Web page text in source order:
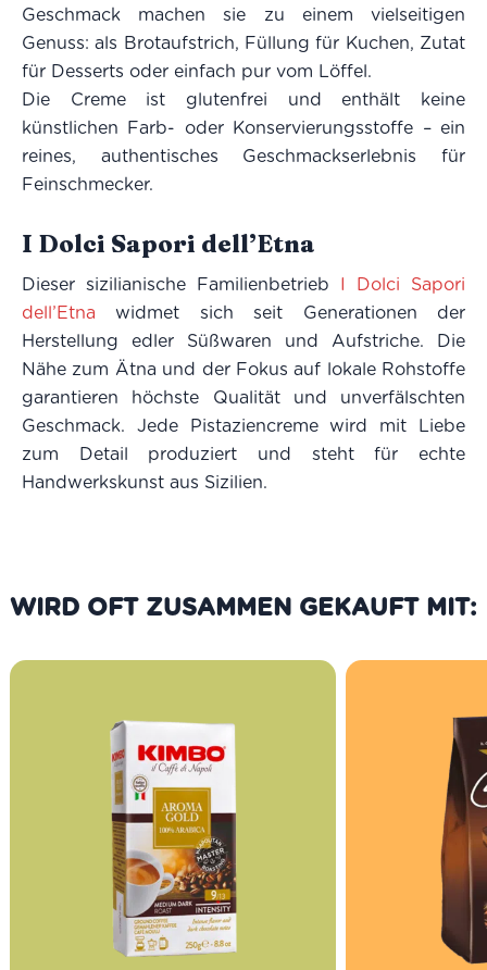
Geschmack machen sie zu einem vielseitigen
Genuss: als Brotaufstrich, Füllung für Kuchen, Zutat
für Desserts oder einfach pur vom Löffel.
Die Creme ist glutenfrei und enthält keine
künstlichen Farb- oder Konservierungsstoffe – ein
reines, authentisches Geschmackserlebnis für
Feinschmecker.
I Dolci Sapori dell’Etna
Dieser sizilianische Familienbetrieb I Dolci Sapori
dell’Etna widmet sich seit Generationen der
Herstellung edler Süßwaren und Aufstriche. Die
Nähe zum Ätna und der Fokus auf lokale Rohstoffe
garantieren höchste Qualität und unverfälschten
Geschmack. Jede Pistaziencreme wird mit Liebe
zum Detail produziert und steht für echte
Handwerkskunst aus Sizilien.
WIRD OFT ZUSAMMEN GEKAUFT MIT: